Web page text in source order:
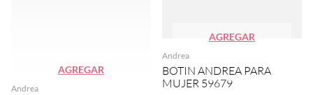
AGREGAR
Andrea
AGREGAR
Andrea
BOTIN ANDREA PARA
MUJER 59679